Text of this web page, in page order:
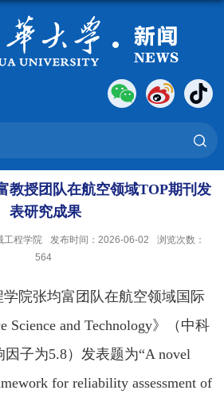
教授团队在航空领域TOP期刊发
表研究成果
工程学院 发布时间：2026-06-02
浏览次数：
564
院张均富团队在航空领域国际
Science and Technology》（中科
因子为5.8）发表题为“A novel
for reliability assessment of